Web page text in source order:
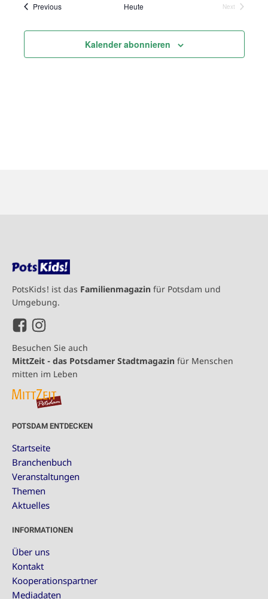
PreviousVeranstaltungen Heute
Next
Kalender abonnieren
PotsKids! ist das Familienmagazin für Potsdam und
Umgebung.
Besuchen Sie auch
MittZeit - das Potsdamer Stadtmagazin für Menschen
mitten im Leben
POTSDAM ENTDECKEN
Startseite
Branchenbuch
Veranstaltungen
Themen
Aktuelles
INFORMATIONEN
Über uns
Kontakt
Kooperationspartner
Mediadaten